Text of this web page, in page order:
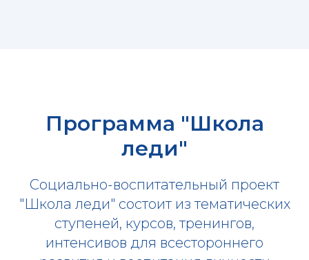
Программа "Школа
леди"
Социально-воспитательный проект
"Школа леди" состоит из тематических
ступеней, курсов, тренингов,
интенсивов для всестороннего